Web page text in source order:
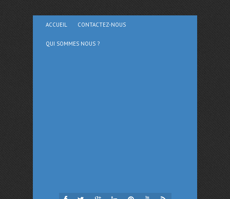
ACCUEIL CONTACTEZ-NOUS
QUI SOMMES NOUS ?